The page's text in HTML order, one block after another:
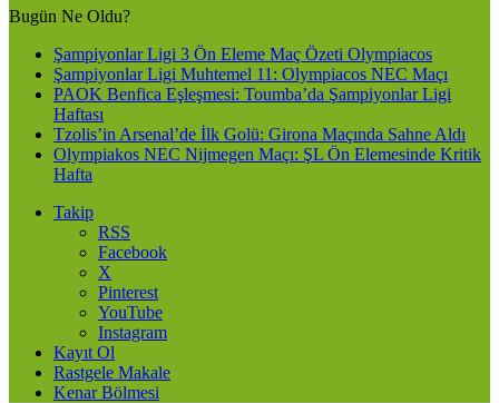
Bugün Ne Oldu?
Şampiyonlar Ligi 3 Ön Eleme Maç Özeti Olympiacos
Şampiyonlar Ligi Muhtemel 11: Olympiacos NEC Maçı
PAOK Benfica Eşleşmesi: Toumba’da Şampiyonlar Ligi
Haftası
Tzolis’in Arsenal’de İlk Golü: Girona Maçında Sahne Aldı
Olympiakos NEC Nijmegen Maçı: ŞL Ön Elemesinde Kritik
Hafta
Takip
RSS
Facebook
X
Pinterest
YouTube
Instagram
Kayıt Ol
Rastgele Makale
Kenar Bölmesi